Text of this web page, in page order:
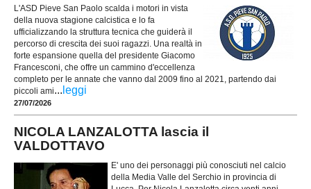
L'ASD Pieve San Paolo scalda i motori in vista
della nuova stagione calcistica e lo fa
ufficializzando la struttura tecnica che guiderà il
percorso di crescita dei suoi ragazzi. Una realtà in
forte espansione quella del presidente Giacomo
Francesconi, che offre un cammino d'eccellenza
completo per le annate che vanno dal 2009 fino al 2021, partendo dai
piccoli ami... leggi
27/07/2026
NICOLA LANZALOTTA lascia il
VALDOTTAVO
E' uno dei personaggi più conosciuti nel calcio
della Media Valle del Serchio in provincia di